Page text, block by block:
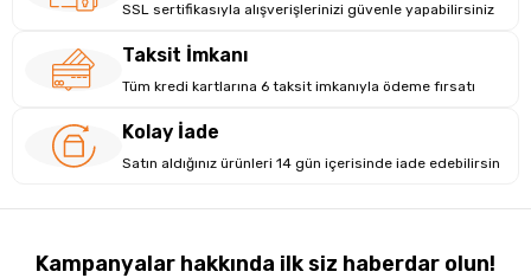
SSL sertifikasıyla alışverişlerinizi güvenle yapabilirsiniz
Taksit İmkanı
Tüm kredi kartlarına 6 taksit imkanıyla ödeme fırsatı
Kolay İade
Satın aldığınız ürünleri 14 gün içerisinde iade edebilirsin
Kampanyalar hakkında ilk siz haberdar olun!